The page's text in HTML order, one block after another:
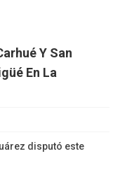
Y San
En La
disputó este